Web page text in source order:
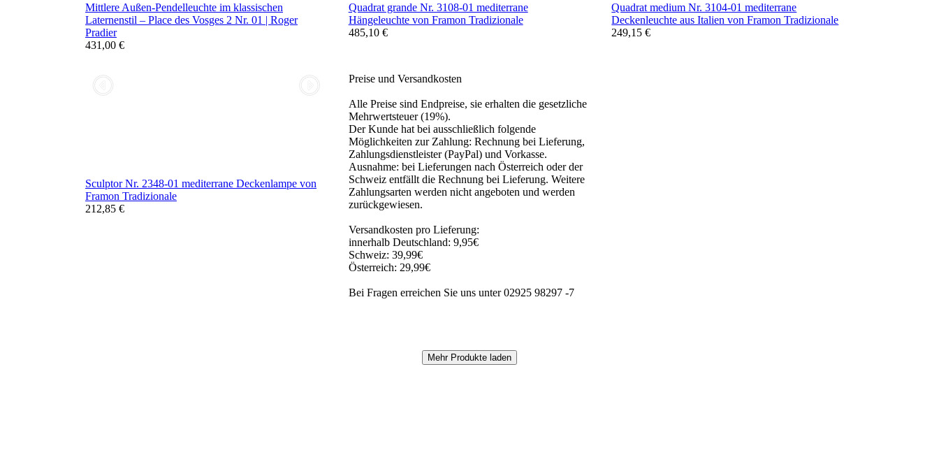
Mittlere Außen-Pendelleuchte im klassischen
Laternenstil – Place des Vosges 2 Nr. 01 | Roger
Pradier
431,00 €
Quadrat grande Nr. 3108-01 mediterrane
Hängeleuchte von Framon Tradizionale
485,10 €
Quadrat medium Nr. 3104-01 mediterrane
Deckenleuchte aus Italien von Framon Tradizionale
249,15 €
Sculptor Nr. 2348-01 mediterrane Deckenlampe von
Framon Tradizionale
212,85 €
Preise und Versandkosten
Alle Preise sind Endpreise, sie erhalten die gesetzliche
Mehrwertsteuer (19%).
Der Kunde hat bei ausschließlich folgende
Möglichkeiten zur Zahlung: Rechnung bei Lieferung,
Zahlungsdienstleister (PayPal) und Vorkasse.
Ausnahme: bei Lieferungen nach Österreich oder der
Schweiz entfällt die Rechnung bei Lieferung. Weitere
Zahlungsarten werden nicht angeboten und werden
zurückgewiesen.
Versandkosten pro Lieferung:
innerhalb Deutschland: 9,95€
Schweiz: 39,99€
Österreich: 29,99€
Bei Fragen erreichen Sie uns unter 02925 98297 -7
Mehr Produkte laden